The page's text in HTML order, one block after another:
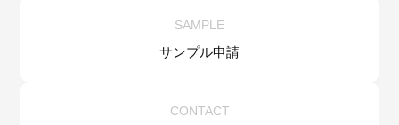
SAMPLE
サンプル申請
CONTACT